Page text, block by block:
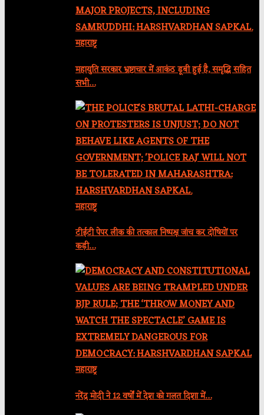
महाराष्ट्र
महायुति सरकार भ्रष्टाचार में आकंठ डूबी हुई है, समृद्धि सहित
सभी…
महाराष्ट्र
टीईटी पेपर लीक की तत्काल निष्पक्ष जांच कर दोषियों पर
कड़ी…
महाराष्ट्र
नरेंद्र मोदी ने 12 वर्षों में देश को गलत दिशा में…